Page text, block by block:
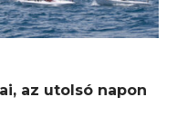
az utolsó napon